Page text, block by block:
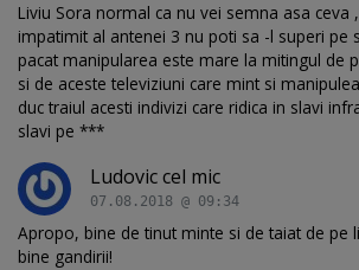
Liviu Sora normal ca nu vei semna asa ceva
impatimit al antenei 3 nu poti sa -l superi pe
pacat manipularea este mare la mitingul de
si de aceste televiziuni care mint si
duc traiul acesti indivizi care ridica in slavi
slavi pe ***
Ludovic cel mic
07.08.2018 @ 09:34
Apropo, bine de tinut minte si de taiat de pe
bine gandirii!